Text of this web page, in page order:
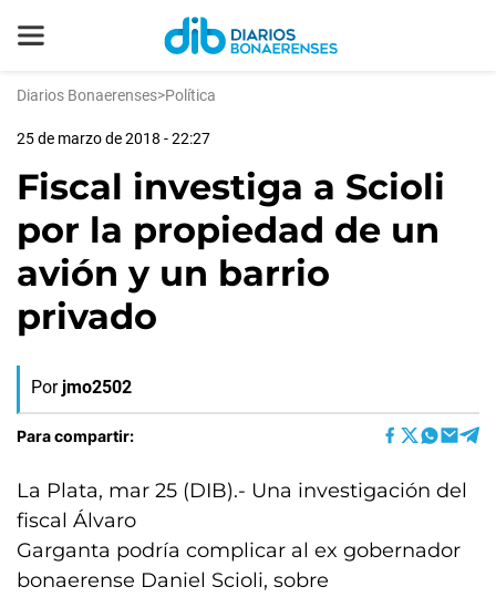
Diarios Bonaerenses>Política
25 de marzo de 2018 - 22:27
Fiscal investiga a Scioli
por la propiedad de un
avión y un barrio
privado
Por jmo2502
Para compartir:
La Plata, mar 25 (DIB).- Una investigación del
fiscal Álvaro
Garganta podría complicar al ex gobernador
bonaerense Daniel Scioli, sobre